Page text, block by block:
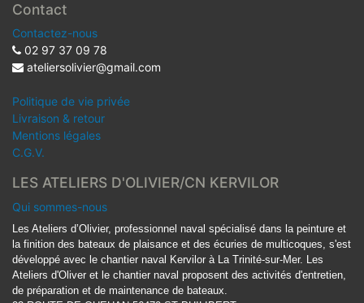
Contact
Contactez-nous
02 97 37 09 78
ateliersolivier@gmail.com
Politique de vie privée
Livraison & retour
Mentions légales
C.G.V.
LES ATELIERS D'OLIVIER/CN KERVILOR
Qui sommes-nous
Les Ateliers d’Olivier, professionnel naval spécialisé dans la peinture et
la finition des bateaux de plaisance et des écuries de multicoques, s'est
développé avec le chantier naval Kervilor à La Trinité-sur-Mer. Les
Ateliers d'Oliver et le chantier naval proposent des activités d'entretien,
de préparation et de maintenance de bateaux.